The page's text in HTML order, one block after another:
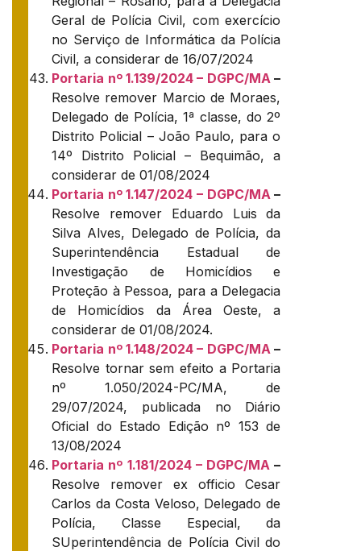
Geral de Polícia Civil, com exercício
no Serviço de Informática da Polícia
Civil, a considerar de 16/07/2024
Portaria nº 1.139/2024 – DGPC/MA –
Resolve remover Marcio de Moraes,
Delegado de Polícia, 1ª classe, do 2º
Distrito Policial – João Paulo, para o
14º Distrito Policial – Bequimão, a
considerar de 01/08/2024
Portaria nº 1.147/2024 – DGPC/MA –
Resolve remover Eduardo Luis da
Silva Alves, Delegado de Polícia, da
Superintendência Estadual de
Investigação de Homicídios e
Proteção à Pessoa, para a Delegacia
de Homicídios da Área Oeste, a
considerar de 01/08/2024.
Portaria nº 1.148/2024 – DGPC/MA –
Resolve tornar sem efeito a Portaria
nº 1.050/2024-PC/MA, de
29/07/2024, publicada no Diário
Oficial do Estado Edição nº 153 de
13/08/2024
Portaria nº 1.181/2024 – DGPC/MA –
Resolve remover ex officio Cesar
Carlos da Costa Veloso, Delegado de
Polícia, Classe Especial, da
SUperintendência de Polícia Civil do